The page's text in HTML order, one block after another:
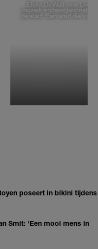
Elske DeWall over
muziek en haar favoriete
de stad: 'Een stad die
poseert in bikini tijdens
Smit: 'Een mooi mens in